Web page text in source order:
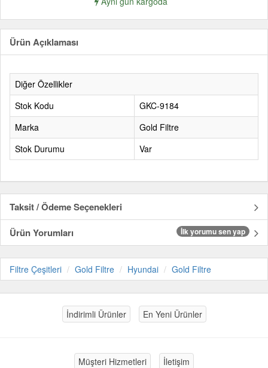
Ürün Açıklaması
Diğer Özellikler
Stok Kodu
GKC-9184
Marka
Gold Filtre
Stok Durumu
Var
Taksit / Ödeme Seçenekleri
Ürün Yorumları
İlk yorumu sen yap
Filtre Çeşitleri Gold Filtre Hyundai Gold Filtre
İndirimli Ürünler En Yeni Ürünler
Müşteri Hizmetleri İletişim